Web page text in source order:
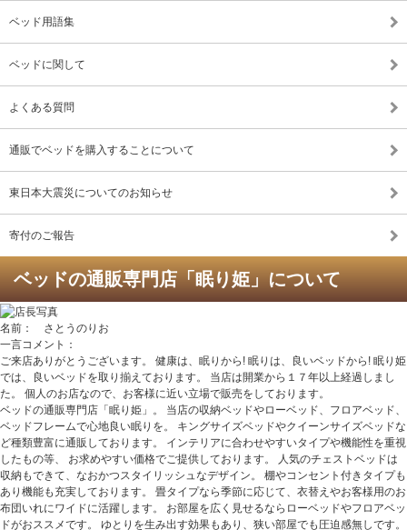
ベッド用語集
ベッドに関して
よくある質問
通販でベッドを購入することについて
東日本大震災についてのお知らせ
寄付のご報告
ベッドの通販専門店「眠り姫」について
名前： さとうのりお
一言コメント：
ご来店ありがとうございます。 健康は、眠りから! 眠りは、良いベッドから! 眠り姫
では、良いベッドを取り揃えております。 当店は開業から１７年以上経過しまし
た。 個人のお店なので、お客様に近い立場で販売をしております。
ベッドの通販専門店「眠り姫」。 当店の収納ベッドやローベッド、フロアベッド、
ベッドフレームで心地良い眠りを。 キングサイズベッドやクイーンサイズベッドな
ど種類豊富に通販しております。 インテリアに合わせやすいタイプや機能性を重視
したもの等、 お求めやすい価格でご提供しております。 人気のチェストベッドは
収納もできて、なおかつスタイリッシュなデザイン。 棚やコンセント付きタイプも
あり機能も充実しております。 畳タイプなら季節に応じて、衣替えやお客様用のお
布団いれにワイドに活躍します。 お部屋を広く見せるならローベッドやフロアベッ
ドがおススメです。 ゆとりを生み出す効果もあり、狭い部屋でも圧迫感無しです。